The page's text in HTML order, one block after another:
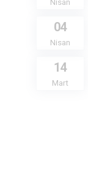
04
Nisan
14
Mart